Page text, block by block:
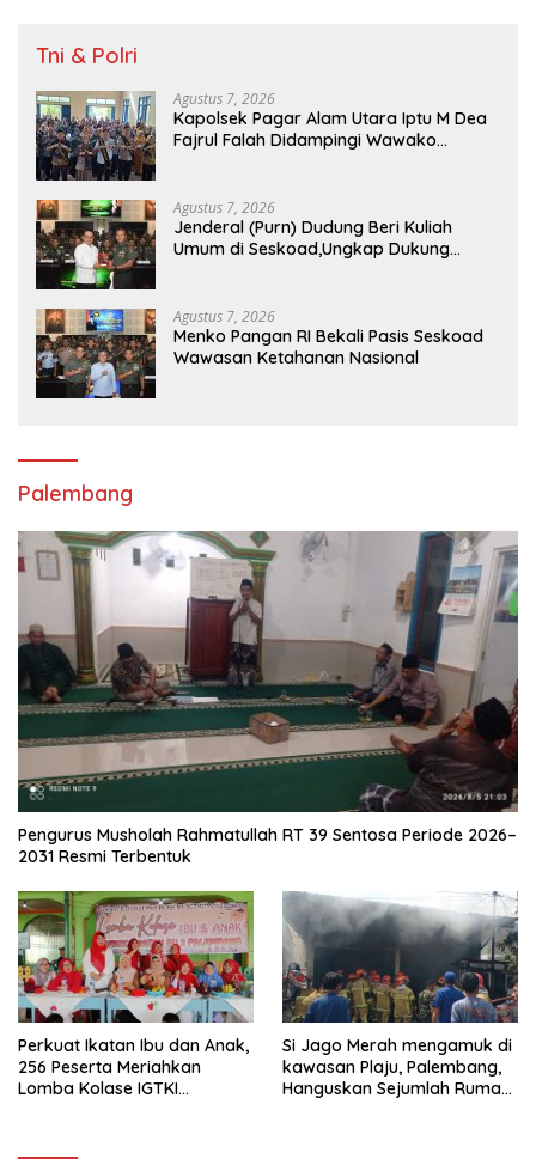
Tni & Polri
Agustus 7, 2026
Kapolsek Pagar Alam Utara Iptu M Dea
Fajrul Falah Didampingi Wawako
Agustus 7, 2026
Jenderal (Purn) Dudung Beri Kuliah
Umum di Seskoad,Ungkap Dukung
Agustus 7, 2026
Menko Pangan RI Bekali Pasis Seskoad
Wawasan Ketahanan Nasional
Palembang
Pengurus Musholah Rahmatullah RT 39 Sentosa Periode 2026–
2031 Resmi Terbentuk
Perkuat Ikatan Ibu dan Anak,
256 Peserta Meriahkan
Lomba Kolase IGTKI
Si Jago Merah mengamuk di
kawasan Plaju, Palembang,
Hanguskan Sejumlah Rumah